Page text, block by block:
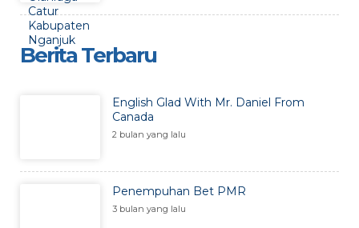
Berita Terbaru
English Glad With Mr. Daniel From
Canada
2 bulan yang lalu
Penempuhan Bet PMR
3 bulan yang lalu